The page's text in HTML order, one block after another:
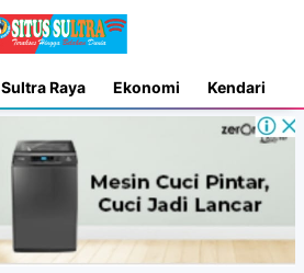
Sultra Raya Ekonomi Kendari